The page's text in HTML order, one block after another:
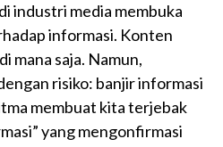
industri media membuka
informasi. Konten
mana saja. Namun,
risiko: banjir informasi
membuat kita terjebak
yang mengonfirmasi